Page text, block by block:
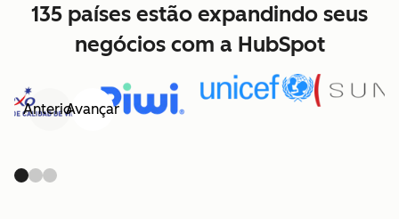
135 países estão expandindo seus
negócios com a HubSpot
AnteriorAvançar